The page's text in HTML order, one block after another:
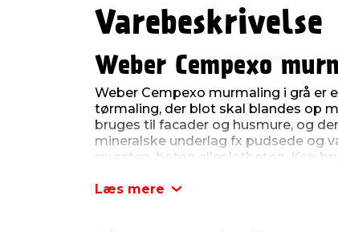
Varebeskrivelse
Weber Cempexo
Weber Cempexo murmaling i grå er
tørmaling, der blot skal blandes op
bruges til facader og husmure, og
mineralske underlag fx pudsede og
mursten, beton eller letbeton. Kan
Læs mere